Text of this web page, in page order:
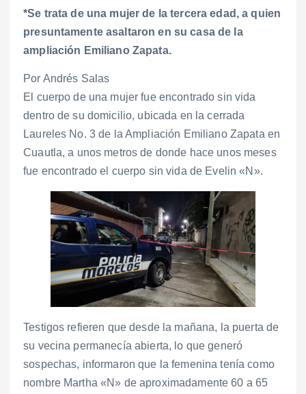
*Se trata de una mujer de la tercera edad, a quien
presuntamente asaltaron en su casa de la
ampliación Emiliano Zapata.
Por Andrés Salas
El cuerpo de una mujer fue encontrado sin vida
dentro de su domicilio, ubicada en la cerrada
Laureles No. 3 de la Ampliación Emiliano Zapata en
Cuautla, a unos metros de donde hace unos meses
fue encontrado el cuerpo sin vida de Evelin «N».
Testigos refieren que desde la mañana, la puerta de
su vecina permanecía abierta, lo que generó
sospechas, informaron que la femenina tenía como
nombre Martha «N» de aproximadamente 60 a 65